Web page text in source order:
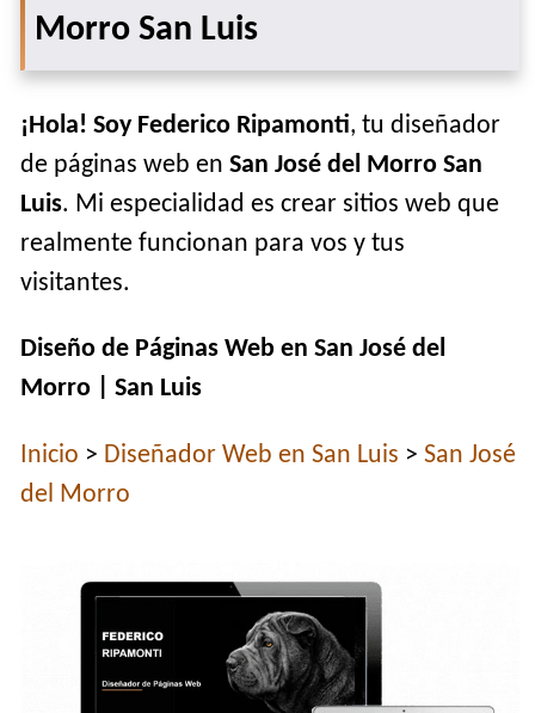
Morro San Luis
¡Hola! Soy Federico Ripamonti, tu diseñador
de páginas web enSan José del Morro San
Luis. Mi especialidad es crear sitios web que
realmente funcionan para vos y tus
visitantes.
Diseño de Páginas Web en San José del
Morro | San Luis
Inicio > Diseñador Web en San Luis >San José
del Morro